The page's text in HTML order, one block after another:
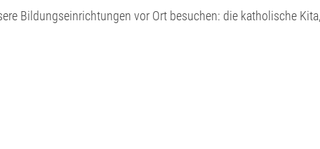
Bildungseinrichtungen vor Ort besuchen: die katholische